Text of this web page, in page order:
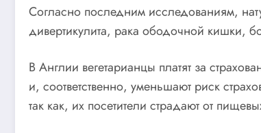
Согласно последним исследованиям,
дивертикулита, рака ободочной кишки,
В Англии вегетарианцы платят за
и, соответственно, уменьшают риск
так как, их посетители страдают от